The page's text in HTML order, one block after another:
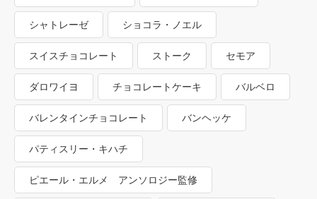
シャトレーゼ ショコラ・ノエル
スイスチョコレート ストーク セモア
ダロワイヨ チョコレートケーキ バルベロ
バレンタインチョコレート バンヘッケ
パティスリー・キハチ
ピエール・エルメ アンソロジー監修